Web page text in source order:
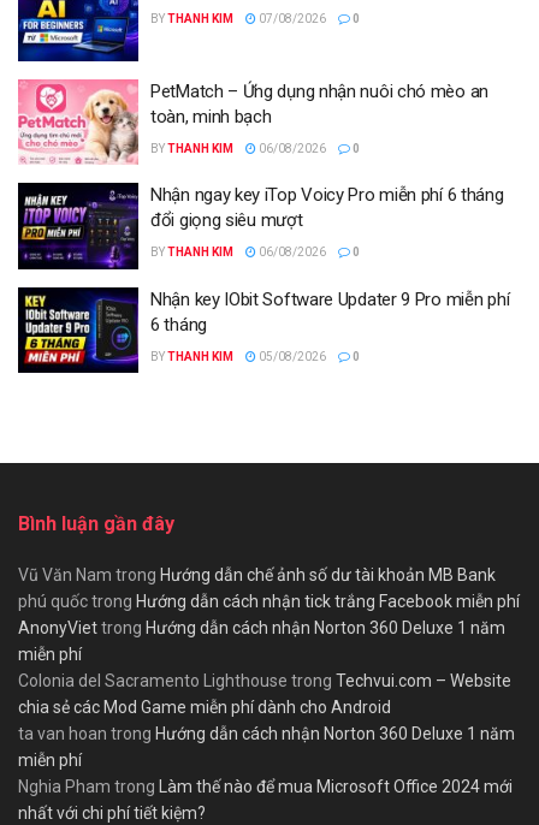
BYTHANH KIM 07/08/2026 0
PetMatch – Ứng dụng nhận nuôi chó mèo an
toàn, minh bạch
BYTHANH KIM 06/08/2026 0
Nhận ngay key iTop Voicy Pro miễn phí 6 tháng
đổi giọng siêu mượt
BYTHANH KIM 06/08/2026 0
Nhận key IObit Software Updater 9 Pro miễn phí
6 tháng
BYTHANH KIM 05/08/2026 0
Bình luận gần đây
Vũ Văn Nam trong Hướng dẫn chế ảnh số dư tài khoản MB Bank
phú quốctrong Hướng dẫn cách nhận tick trắng Facebook miễn phí
AnonyViettrong Hướng dẫn cách nhận Norton 360 Deluxe 1 năm
miễn phí
Colonia del Sacramento Lighthouse trong Techvui.com – Website
chia sẻ các Mod Game miễn phí dành cho Android
ta van hoan trong Hướng dẫn cách nhận Norton 360 Deluxe 1 năm
miễn phí
Nghia Pham trong Làm thế nào để mua Microsoft Office 2024 mới
nhất với chi phí tiết kiệm?